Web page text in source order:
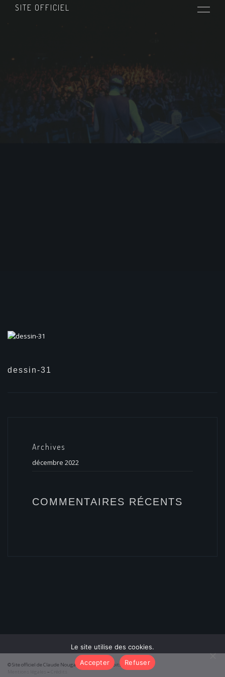
SITE OFFICIEL
dessin-31
Archives
décembre 2022
COMMENTAIRES RÉCENTS
© Site officiel de Claude Nougaro 2026 – Tous droits réservés
–
Le site utilise des cookies.
Accepter
Refuser